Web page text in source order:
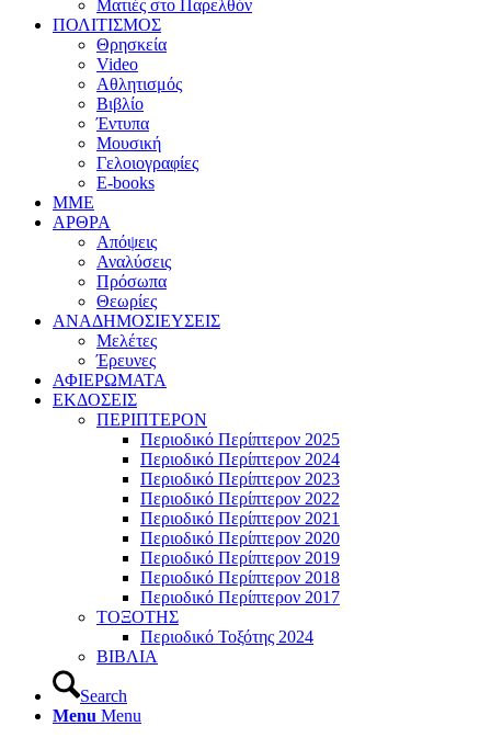
Ματιές στο Παρελθόν
ΠΟΛΙΤΙΣΜΟΣ
Θρησκεία
Video
Αθλητισμός
Βιβλίο
Έντυπα
Μουσική
Γελοιογραφίες
E-books
MME
ΑΡΘΡΑ
Απόψεις
Αναλύσεις
Πρόσωπα
Θεωρίες
ΑΝΑΔΗΜΟΣΙΕΥΣΕΙΣ
Μελέτες
Έρευνες
ΑΦΙΕΡΩΜΑΤΑ
ΕΚΔΟΣΕΙΣ
ΠΕΡΙΠΤΕΡΟΝ
Περιοδικό Περίπτερον 2025
Περιοδικό Περίπτερον 2024
Περιοδικό Περίπτερον 2023
Περιοδικό Περίπτερον 2022
Περιοδικό Περίπτερον 2021
Περιοδικό Περίπτερον 2020
Περιοδικό Περίπτερον 2019
Περιοδικό Περίπτερον 2018
Περιοδικό Περίπτερον 2017
ΤΟΞΟΤΗΣ
Περιοδικό Τοξότης 2024
ΒΙΒΛΙΑ
Search
Menu Menu